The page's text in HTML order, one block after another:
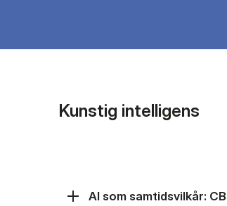
Kunstig intelligens
AI som samtidsvilkår: